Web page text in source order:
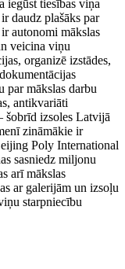
iegūst tiesības viņa
daudz plašāks par
autonomi mākslas
veicina viņu
organizē izstādes,
par mākslas darbu
antikvariāti
šobrīd izsoles Latvijā
zināmākie ir
Poly International
sasniedz miljonu
arī mākslas
ar galerijām un izsoļu
starpniecību